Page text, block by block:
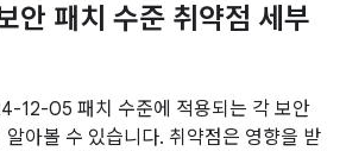
패치 수준 취약점 세부
12-05 패치 수준에 적용되는 각 보안
아볼 수 있습니다. 취약점은 영향을 받